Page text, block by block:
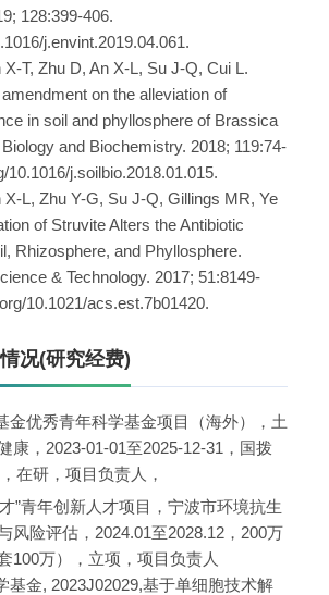
128:399-406.
j.envint.2019.04.061.
T, Zhu D, An X-L, Su J-Q, Cui L.
on the alleviation of
in soil and phyllosphere of Brassica
and Biochemistry. 2018; 119:74-
10.1016/j.soilbio.2018.01.015.
X-L, Zhu Y-G, Su J-Q, Gillings MR, Ye
of Struvite Alters the Antibiotic
Rhizosphere, and Phyllosphere.
& Technology. 2017; 51:8149-
10.1021/acs.est.7b01420.
况(研究经费)
金优秀青年科学基金项目（海外），土
康，2023-01-01至2025-12-31，国拨
在研，项目负责人，
”青年创新人才项目，宁波市环境抗生
风险评估，2024.01至2028.12，200万
100万），立项，项目负责人
基金, 2023J02029,基于单细胞技术解